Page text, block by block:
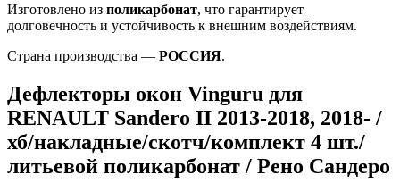
Изготовлено из поликарбонат, что гарантирует
долговечность и устойчивость к внешним воздействиям.
Страна производства — РОССИЯ.
Дефлекторы окон Vinguru для
RENAULT Sandero II 2013-2018, 2018- /
хб/накладные/скотч/комплект 4 шт./
литьевой поликарбонат / Рено Сандеро